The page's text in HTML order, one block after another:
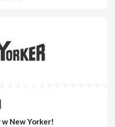
w New Yorker!